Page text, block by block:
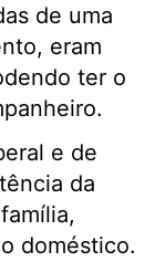
de uma
eram
ter o
e de
da
doméstico.